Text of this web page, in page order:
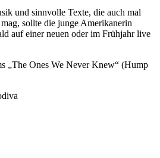
und sinnvolle Texte, die auch mal
sollte die junge Amerikanerin
auf einer neuen oder im Frühjahr live
„The Ones We Never Knew“ (Hump